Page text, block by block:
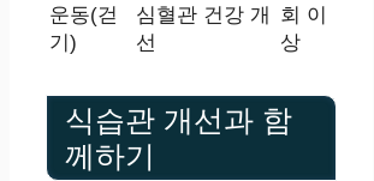
운동(걷
기)
심혈관 건강 개
선
회 이
상
식습관 개선과 함
께하기